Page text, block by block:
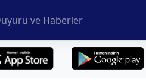
ve Haberler